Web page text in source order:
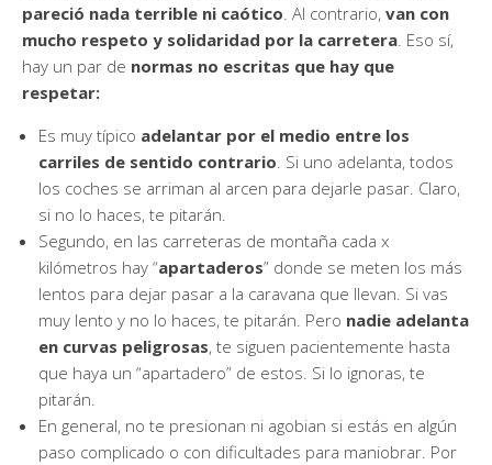
pareció nada terrible ni caótico . Al contrario, van con
mucho respeto y solidaridad por la carretera . Eso sí,
hay un par de normas no escritas que hay que
respetar:
Es muy típico adelantar por el medio entre los
carriles de sentido contrario . Si uno adelanta, todos
los coches se arriman al arcen para dejarle pasar. Claro,
si no lo haces, te pitarán.
Segundo, en las carreteras de montaña cada x
kilómetros hay “apartaderos” donde se meten los más
lentos para dejar pasar a la caravana que llevan. Si vas
muy lento y no lo haces, te pitarán. Pero nadie adelanta
en curvas peligrosas, te siguen pacientemente hasta
que haya un “apartadero” de estos. Si lo ignoras, te
pitarán.
En general, no te presionan ni agobian si estás en algún
paso complicado o con dificultades para maniobrar. Por